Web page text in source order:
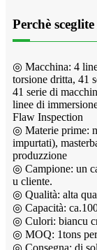
Perchè
◎ Macchina: 4
torsione dritta, 41
41 serie di
linee di
Flaw Inspection
◎ Materie prime:
impurtati),
produzzione
◎ Campione: un
u cliente.
◎ Qualità: alta
◎ Capacità:
◎ Culori: biancu
◎ MOQ: 1tons